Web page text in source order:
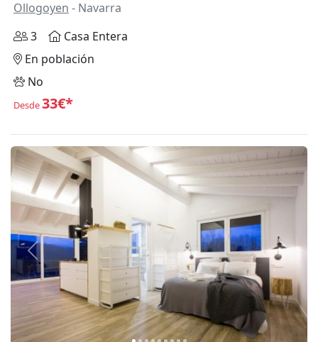
Ollogoyen - Navarra
3
Casa Entera
En población
No
Desde33€*
Anterior